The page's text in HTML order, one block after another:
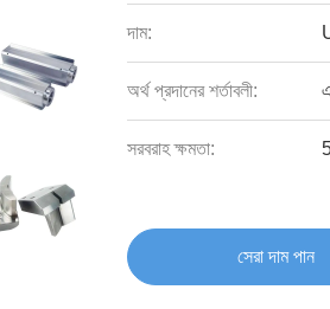
দাম:
অর্থ প্রদানের শর্তাবলী:
সরবরাহ ক্ষমতা:
সেরা দাম পান